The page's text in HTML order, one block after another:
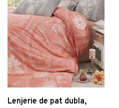
Lenjerie de pat dubla,